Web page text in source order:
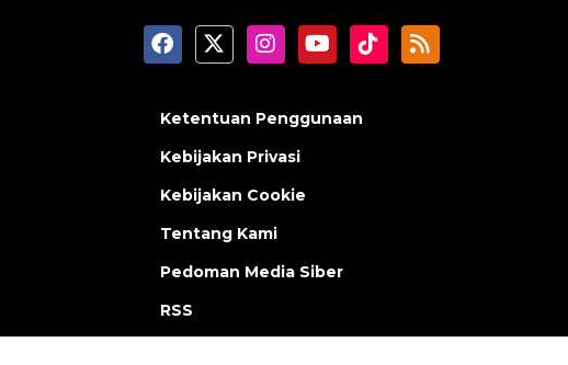
Ketentuan Penggunaan
Kebijakan Privasi
Kebijakan Cookie
Tentang Kami
Pedoman Media Siber
RSS